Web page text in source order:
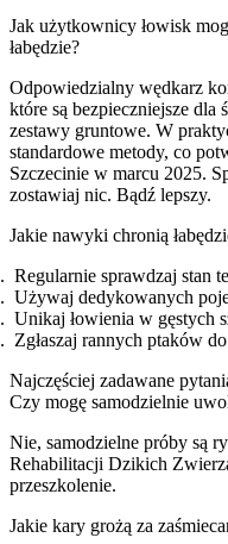
Jak użytkownicy łowisk
łabędzie?
Odpowiedzialny wędkarz
które są bezpieczniejsze
zestawy gruntowe. W
standardowe metody, co
Szczecinie w marcu 2025.
zostawiaj nic. Bądź lepszy.
Jakie nawyki chronią
Regularnie sprawdzaj stan
Używaj dedykowanych
Unikaj łowienia w gęstych
Zgłaszaj rannych ptaków
Najczęściej zadawane
Czy mogę samodzielnie
Nie, samodzielne próby są
Rehabilitacji Dzikich
przeszkolenie.
Jakie kary grożą za